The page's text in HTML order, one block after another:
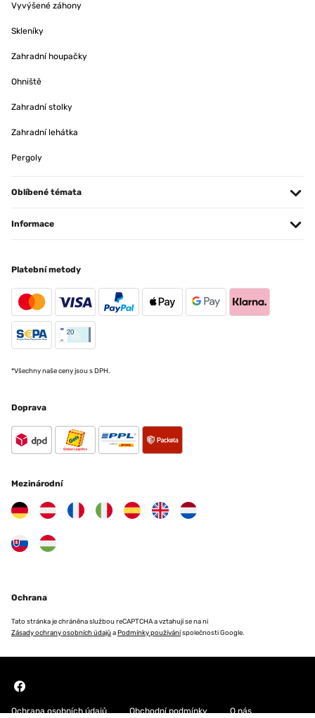
Utilisateur d'Amazon
recommande ce produit.
Utilisateur d'Amazon
13/01/2020
plusieurs cadres de la même marque, tous très beaux.
OVĚŘENÁ RECENZE
13/10/2019
Nickel produit conforme Voici très vite en très bon état j'adore
Utilisateur d'Amazon
Beaux cadres photo avec passe-partout blanc bien fini. L'alternance
blanc-argent est moins fondue que sur la photo, mais le rendu est quand
même bien. Livraison rapide dans les temps convenus.
J'avais des doutes sur le mélange des couleurs mais ça fonctionne plutôt
Vyvýšené záhony
Skleníky
Zahradní houpačky
Ohniště
Zahradní stolky
Zahradní lehátka
Pergoly
Oblíbené témata
Informace
Platební metody
*Všechny naše ceny jsou s DPH.
Doprava
Mezinárodní
Ochrana
Tato stránka je chráněna službou reCAPTCHA a vztahují se na ni
Zásady ochrany osobních údajů aPodmínky používáníspolečnosti Google.
Ochrana osobních údajů Obchodní podmínky O nás